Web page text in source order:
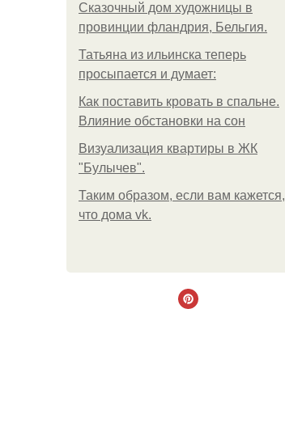
Сказочный дом художницы в
провинции фландрия, Бельгия.
Татьяна из ильинска теперь
просыпается и думает:
Как поставить кровать в спальне.
Влияние обстановки на сон
Визуализация квартиры в ЖК
"Булычев".
Таким образом, если вам кажется,
что дома vk.